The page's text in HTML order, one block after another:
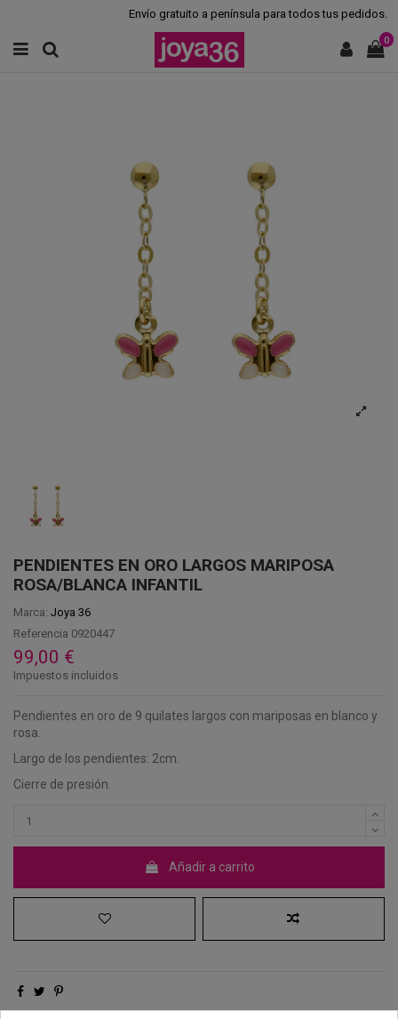
Envío gratuito a península para todos tus pedidos.
0
PENDIENTES EN ORO LARGOS MARIPOSA
ROSA/BLANCA INFANTIL
Marca: Joya 36
Referencia 0920447
99,00 €
Impuestos incluidos
Pendientes en oro de 9 quilates largos con mariposas en blanco y
rosa.
Largo de los pendientes: 2cm.
Cierre de presión.
Añadir a carrito